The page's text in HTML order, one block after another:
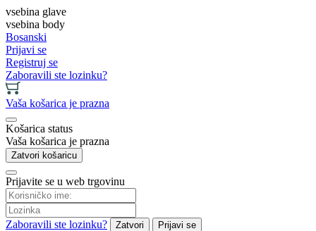
vsebina glave
vsebina body
Bosanski
Prijavi se
Registruj se
Zaboravili ste lozinku?
Vaša košarica je prazna
Košarica status
Vaša košarica je prazna
Zatvori košaricu
Prijavite se u web trgovinu
Zaboravili ste lozinku? Zatvori Prijavi se